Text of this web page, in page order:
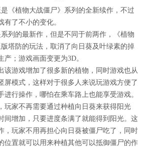
《植物大战僵尸》系列的全新续作，不过
有了不小的变化。
列的最新作，但是不同于前两作，《植物
塔防的玩法，取消了向日葵及叶绿素的掉
；游戏画面变更为3D。
该游戏增加了很多新的植物，同时游戏也从
屏模式，这样对于很多人来说玩游戏方便了
进行操作，哪怕在乘车路上也能享受游戏。
玩家不再需要通过种植向日葵来获得阳光
间增加，只要进度条满了就能得到阳光。这
，玩家不用再担心向日葵被僵尸吃了，同时
位置就可以用来种植其他可以抵御僵尸的作